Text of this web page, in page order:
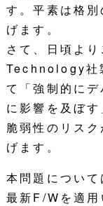
す。平素は格
げます。
さて、日頃よ
Technology社
て「強制的に
に影響を及ぼ
脆弱性のリス
げます。
本問題につい
最新F/Wを適用